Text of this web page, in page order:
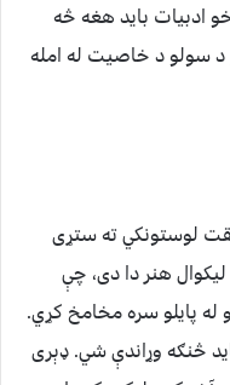
ادبیات باید هغه څه
د سولو د خاصیت له امله
لوستونکي ته ستړی
هنر دا دی، چې
له پایلو سره مخامخ کړي.
څنګه وړاندې شي. ډېری